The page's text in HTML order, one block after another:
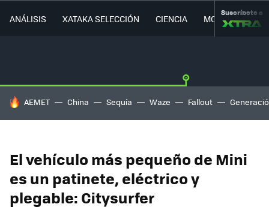
ANÁLISIS XATAKA SELECCIÓN CIENCIA MOVILIDAD
Suscríbete a
HOY SE HABLA DE
AEMET China Sequía Waze Fallout
El vehículo más pequeño de Mini
es un patinete, eléctrico y
plegable: Citysurfer